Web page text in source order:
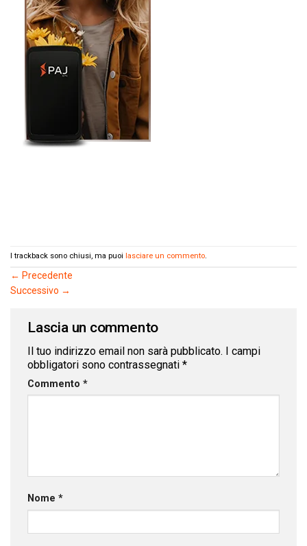
I trackback sono chiusi, ma puoi lasciare un commento.
← Precedente
Successivo →
Lascia un commento
Il tuo indirizzo email non sarà pubblicato. I campi
obbligatori sono contrassegnati *
Commento *
Nome *